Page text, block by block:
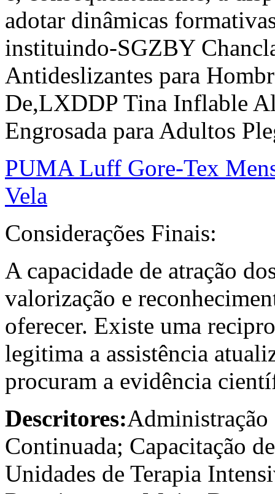
adotar dinâmicas
instituindo-SGZBY
Antideslizantes para
De,LXDDP Tina Inflable
Engrosada para Adultos
PUMA Luff Gore-Tex
Vela
Considerações Finais:
A capacidade de atração
valorização e
oferecer. Existe uma
legitima a assistência
procuram a evidência
Descritores:Administração
Continuada; Capacitação
Unidades de Terapia